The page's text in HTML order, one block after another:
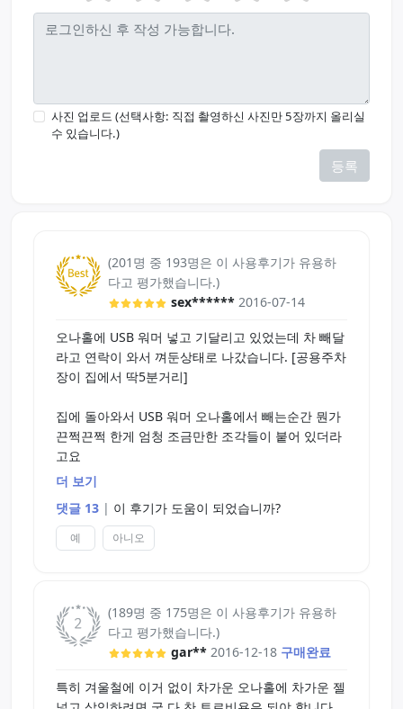
사진 업로드 (선택사항: 직접 촬영하신 사진만 5장까지 올리실
수 있습니다.)
등록
(201명 중 193명은 이 사용후기가 유용하
다고 평가했습니다.)
sex****** 2016-07-14
오나홀에 USB 워머 넣고 기달리고 있었는데 차 빼달
라고 연락이 와서 껴둔상태로 나갔습니다. [공용주차
장이 집에서 딱5분거리]
집에 돌아와서 USB 워머 오나홀에서 빼는순간 뭔가
끈쩍끈쩍 한게 엄청 조금만한 조각들이 붙어 있더라
고요
들이 붙었더라고요 왕복10분만에 녹아버린거죠...
"아 시발..." 하면서 오나홀 상태 살펴봤는데 안에 외
달아서 없어진 처럼 녹아 버렸더라고요...
더 보기
댓글 13 | 이 후기가 도움이 되었습니까?
예 아니오
(189명 중 175명은 이 사용후기가 유용하
다고 평가했습니다.)
gar** 2016-12-18 구매완료
특히 겨울철에 이거 없이 차가운 오나홀에 차가운 젤